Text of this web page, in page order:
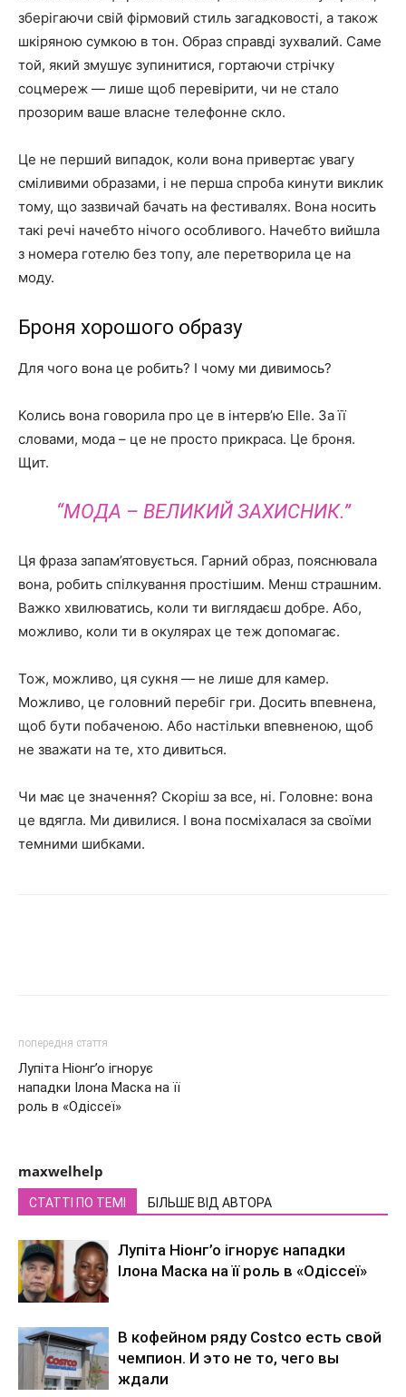
зберігаючи свій фірмовий стиль загадковості, а також
шкіряною сумкою в тон. Образ справді зухвалий. Саме
той, який змушує зупинитися, гортаючи стрічку
соцмереж — лише щоб перевірити, чи не стало
прозорим ваше власне телефонне скло.
Це не перший випадок, коли вона привертає увагу
сміливими образами, і не перша спроба кинути виклик
тому, що зазвичай бачать на фестивалях. Вона носить
такі речі начебто нічого особливого. Начебто вийшла
з номера готелю без топу, але перетворила це на
моду.
Броня хорошого образу
Для чого вона це робить? І чому ми дивимось?
Колись вона говорила про це в інтерв’ю Elle. За її
словами, мода – це не просто прикраса. Це броня.
Щит.
“МОДА – ВЕЛИКИЙ ЗАХИСНИК.”
Ця фраза запам’ятовується. Гарний образ, пояснювала
вона, робить спілкування простішим. Менш страшним.
Важко хвилюватись, коли ти виглядаєш добре. Або,
можливо, коли ти в окулярах це теж допомагає.
Тож, можливо, ця сукня — не лише для камер.
Можливо, це головний перебіг гри. Досить впевнена,
щоб бути побаченою. Або настільки впевненою, щоб
не зважати на те, хто дивиться.
Чи має це значення? Скоріш за все, ні. Головне: вона
це вдягла. Ми дивилися. І вона посміхалася за своїми
темними шибками.
попередня стаття
Лупіта Ніонг’о ігнорує
нападки Ілона Маска на її
роль в «Одіссеї»
maxwelhelp
СТАТТІ ПО ТЕМІ БІЛЬШЕ ВІД АВТОРА
Лупіта Ніонг’о ігнорує нападки
Ілона Маска на її роль в «Одіссеї»
В кофейном ряду Costco есть свой
чемпион. И это не то, чего вы
ждали